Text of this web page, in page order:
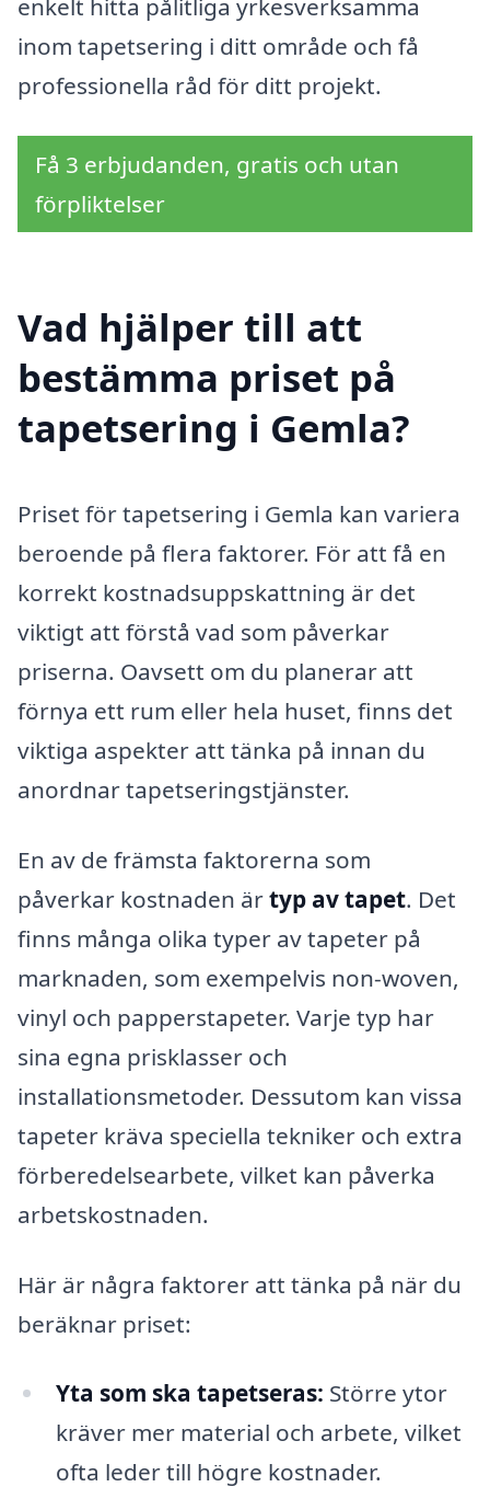
enkelt hitta pålitliga yrkesverksamma
inom tapetsering i ditt område och få
professionella råd för ditt projekt.
Få 3 erbjudanden, gratis och utan
förpliktelser
Vad hjälper till att
bestämma priset på
tapetsering i Gemla?
Priset för tapetsering i Gemla kan variera
beroende på flera faktorer. För att få en
korrekt kostnadsuppskattning är det
viktigt att förstå vad som påverkar
priserna. Oavsett om du planerar att
förnya ett rum eller hela huset, finns det
viktiga aspekter att tänka på innan du
anordnar tapetseringstjänster.
En av de främsta faktorerna som
påverkar kostnaden ärtyp av tapet. Det
finns många olika typer av tapeter på
marknaden, som exempelvis non-woven,
vinyl och papperstapeter. Varje typ har
sina egna prisklasser och
installationsmetoder. Dessutom kan vissa
tapeter kräva speciella tekniker och extra
förberedelsearbete, vilket kan påverka
arbetskostnaden.
Här är några faktorer att tänka på när du
beräknar priset:
Yta som ska tapetseras: Större ytor
kräver mer material och arbete, vilket
ofta leder till högre kostnader.